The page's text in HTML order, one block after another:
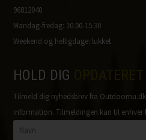
96812040
Mandag-fredag: 10.00-15.30
Weekend og helligdage: lukket
HOLD DIG
Tilmeld dig nyhedsbrev fra
information. Tilmeldingen kan til enhver